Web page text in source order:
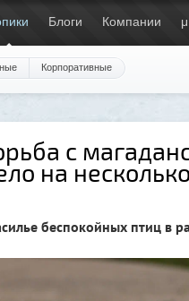
Блоги Компании μ
Корпоративные
с
на
беспокойных птиц в